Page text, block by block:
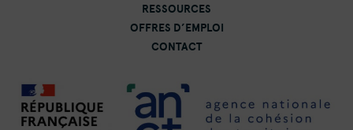
RESSOURCES
OFFRES D’EMPLOI
CONTACT